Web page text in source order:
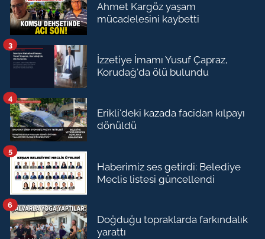
Ahmet Kargöz yaşam
mücadelesini kaybetti
İzzetiye İmamı Yusuf Çapraz,
Korudağ'da ölü bulundu
3
Erikli'deki kazada facidan kılpayı
dönüldü
4
Haberimiz ses getirdi: Belediye
Meclis listesi güncellendi
5
Doğduğu topraklarda farkındalık
yarattı
6